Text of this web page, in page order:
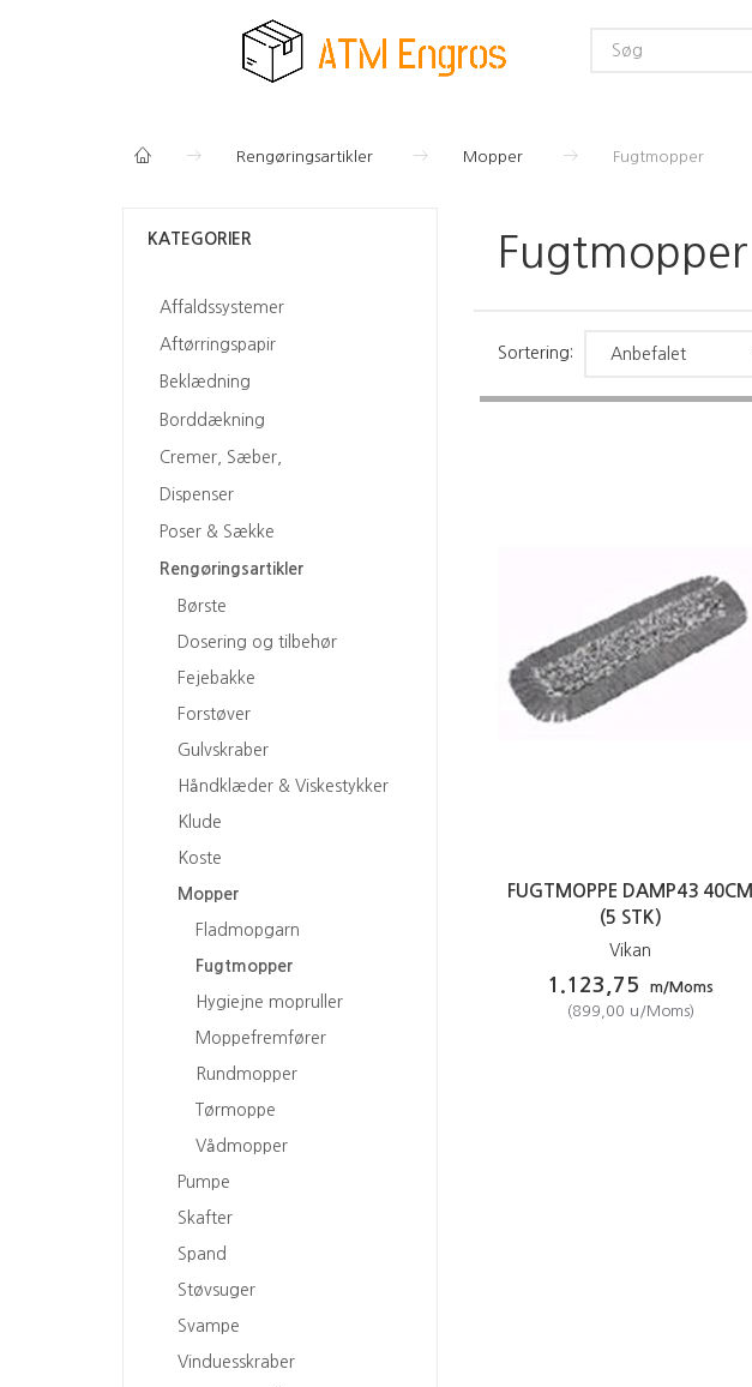
Rengøringsartikler Mopper Fugtmopper
KATEGORIER
Affaldssystemer
Aftørringspapir
Beklædning
Borddækning
Cremer, Sæber,
Dispenser
Poser & Sække
Rengøringsartikler
Børste
Dosering og tilbehør
Fejebakke
Forstøver
Gulvskraber
Håndklæder & Viskestykker
Klude
Koste
Mopper
Fladmopgarn
Fugtmopper
Hygiejne mopruller
Moppefremfører
Rundmopper
Tørmoppe
Vådmopper
Pumpe
Skafter
Spand
Støvsuger
Svampe
Vinduesskraber
Fugtmopper
Sortering:
FUGTMOPPE DAMP43 40CM
(5 STK)
Vikan
1.123,75
m/Moms
(899,00 u/Moms)